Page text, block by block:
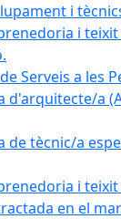
i
i
Serveis a les
d'arquitecte/a
tècnic/a
i
en el